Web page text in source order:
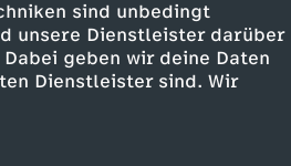
sind unbedingt
unsere Dienstleister darüber
geben wir deine Daten
Dienstleister sind. Wir